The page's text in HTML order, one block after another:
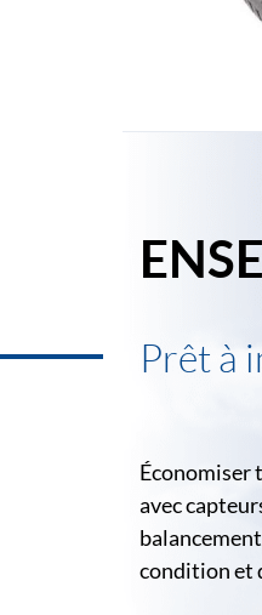
Prêt à
Économiser
avec
condition et